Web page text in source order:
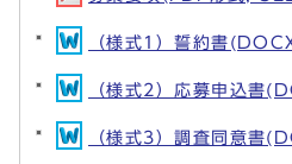
（様式1）誓約書
（様式2）応募申込書
（様式3）調査同意書